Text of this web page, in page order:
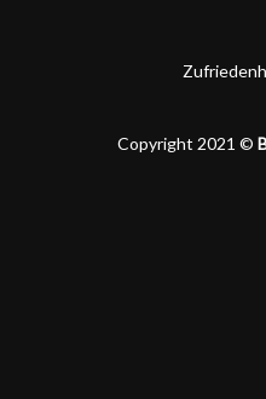
Copyright 2021 ©